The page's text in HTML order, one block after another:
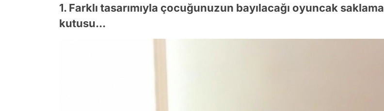
1. Farklı tasarımıyla çocuğunuzun bayılacağı oyuncak saklama
kutusu...